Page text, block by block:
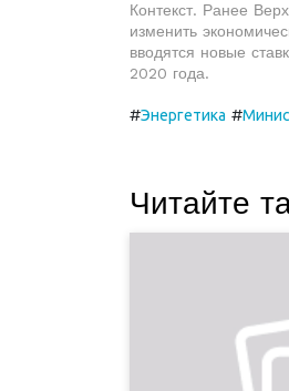
Контекст. Ранее
изменить
вводятся новые
2020 года.
#Энергетика #
Читайте